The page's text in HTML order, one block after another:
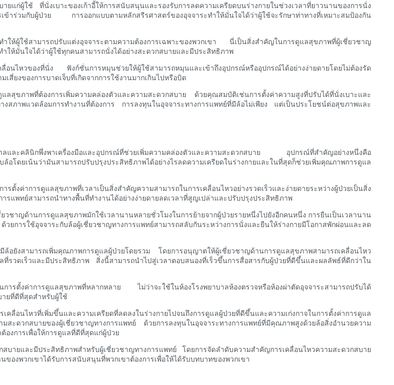
ยแก่ผู้ใช้ ที่นั่งเบาะของเก้าอี้ให้การสนับสนุนและรองรับการลดความเครียดบนร่างกายในช่วงเวลาที่ยาวนานของการนั่ง
ข้าร่วมกับผู้ป่วย การออกแบบตามหลักสรีรศาสตร์ของอุจจาระทำให้มั่นใจได้ว่าผู้ใช้จะรักษาท่าทางที่เหมาะสมป้องกัน
ให้ผู้ใช้สามารถปรับแต่งอุจจาระตามความต้องการเฉพาะของพวกเขา นี่เป็นสิ่งสำคัญในการดูแลสุขภาพที่ผู้เชี่ยวชาญ
ให้มั่นใจได้ว่าผู้ใช้ทุกคนสามารถนั่งได้อย่างสะดวกสบายและมีประสิทธิภาพ
ลื่อนไหวของที่นั่ง ฟังก์ชั่นการหมุนช่วยให้ผู้ใช้สามารถหมุนและเข้าถึงอุปกรณ์หรืออุปกรณ์ได้อย่างง่ายดายโดยไม่ต้องรัด
สี่ยงของการบาดเจ็บที่เกิดจากการใช้งานมากเกินไปหรือบิด
ลสุขภาพที่ต้องการเพิ่มความคล่องตัวและความสะดวกสบาย ด้วยคุณสมบัติเช่นการตั้งค่าความสูงที่ปรับได้ที่นั่งเบาะและ
สภาพแวดล้อมการทำงานที่ต้องการ การลงทุนในอุจจาระทางการแพทย์ที่มีล้อไม่เพียง แต่เป็นประโยชน์ต่อสุขภาพและ
าลและคลินิกพึ่งพาเครื่องมือและอุปกรณ์ที่ช่วยเพิ่มความคล่องตัวและความสะดวกสบาย อุปกรณ์ที่สำคัญอย่างหนึ่งคือ
อโดยเน้นว่ามันสามารถปรับปรุงประสิทธิภาพได้อย่างไรลดความเครียดในร่างกายและในที่สุดก็ช่วยเพิ่มคุณภาพการดูแล
งค่าการดูแลสุขภาพที่เวลาเป็นสิ่งสำคัญความสามารถในการเคลื่อนไหวอย่างรวดเร็วและง่ายดายระหว่างผู้ป่วยเป็นสิ่ง
รแพทย์สามารถนำทางพื้นที่ทำงานได้อย่างง่ายดายลดเวลาที่สูญเปล่าและปรับปรุงประสิทธิภาพ
ชาญด้านการดูแลสุขภาพมักใช้เวลานานหลายชั่วโมงในการย้ายจากผู้ป่วยรายหนึ่งไปยังอีกคนหนึ่ง การยืนเป็นเวลานาน
การใช้อุจจาระกับล้อผู้เชี่ยวชาญทางการแพทย์สามารถสลับกันระหว่างการนั่งและยืนให้ร่างกายมีโอกาสพักผ่อนและลด
ล้อยังสามารถเพิ่มคุณภาพการดูแลผู้ป่วยโดยรวม โดยการอนุญาตให้ผู้เชี่ยวชาญด้านการดูแลสุขภาพสามารถเคลื่อนไหว
ที่รวดเร็วและมีประสิทธิภาพ สิ่งนี้สามารถนำไปสู่เวลาตอบสนองที่เร็วขึ้นการสื่อสารกับผู้ป่วยที่ดีขึ้นและผลลัพธ์ที่ดีกว่าใน
การตั้งค่าการดูแลสุขภาพที่หลากหลาย ไม่ว่าจะใช้ในห้องโรงพยาบาลห้องตรวจหรือห้องผ่าตัดอุจจาระสามารถปรับได้
ายที่ดีที่สุดสำหรับผู้ใช้
อนไหวที่เพิ่มขึ้นและความเครียดที่ลดลงในร่างกายไปจนถึงการดูแลผู้ป่วยที่ดีขึ้นและความเก่งกาจในการตั้งค่าการดูแล
ดวกสบายของผู้เชี่ยวชาญทางการแพทย์ ด้วยการลงทุนในอุจจาระทางการแพทย์ที่มีคุณภาพสูงด้วยล้อสิ่งอำนวยความ
องการเพื่อให้การดูแลที่ดีที่สุดแก่ผู้ป่วย
บายและมีประสิทธิภาพสำหรับผู้เชี่ยวชาญทางการแพทย์ โดยการจัดลำดับความสำคัญการเคลื่อนไหวความสะดวกสบาย
งพวกเขาได้รับการสนับสนุนที่พวกเขาต้องการเพื่อให้ได้รับบทบาทของพวกเขา